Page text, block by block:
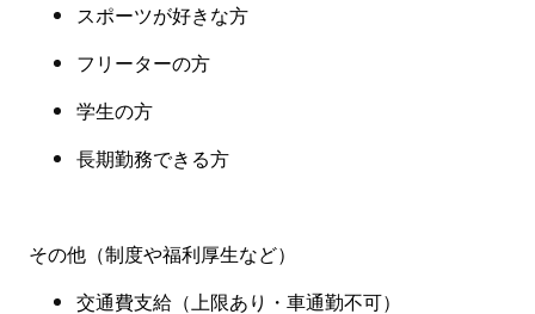
スポーツが好きな方
フリーターの方
学生の方
長期勤務できる方
その他（制度や福利厚生など）
交通費支給（上限あり・ 車通勤不可）